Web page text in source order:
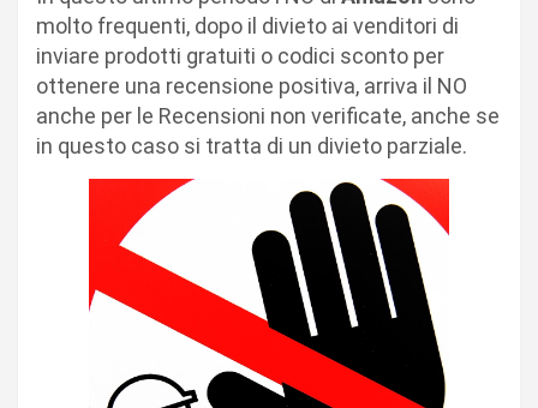
molto frequenti, dopo il divieto ai venditori di
inviare prodotti gratuiti o codici sconto per
ottenere una recensione positiva, arriva il NO
anche per le Recensioni non verificate, anche se
in questo caso si tratta di un divieto parziale.